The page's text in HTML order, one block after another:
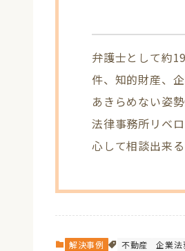
弁護士として約
件、知的財産、
あきらめない姿
法律事務所リベ
心して相談出来る
解決事例 不動産 企業法